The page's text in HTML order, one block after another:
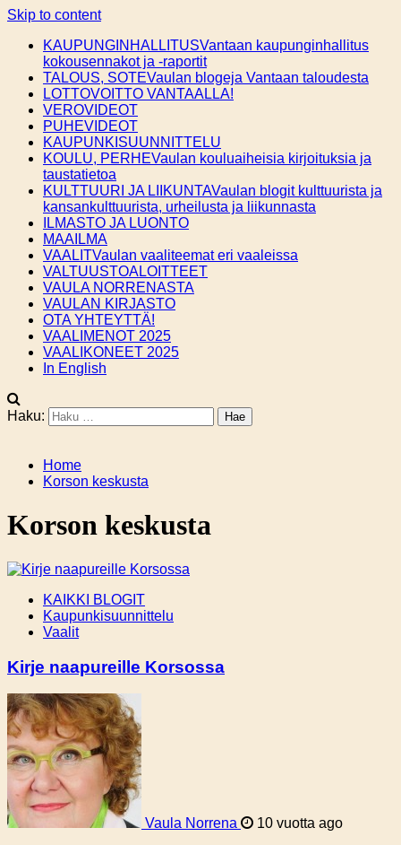
Skip to content
KAUPUNGINHALLITUSVantaan kaupunginhallitus
kokousennakot ja -raportit
TALOUS, SOTEVaulan blogeja Vantaan taloudesta
LOTTOVOITTO VANTAALLA!
VEROVIDEOT
PUHEVIDEOT
KAUPUNKISUUNNITTELU
KOULU, PERHEVaulan kouluaiheisia kirjoituksia ja
taustatietoa
KULTTUURI JA LIIKUNTAVaulan blogit kulttuurista ja
kansankulttuurista, urheilusta ja liikunnasta
ILMASTO JA LUONTO
MAAILMA
VAALITVaulan vaaliteemat eri vaaleissa
VALTUUSTOALOITTEET
VAULA NORRENASTA
VAULAN KIRJASTO
OTA YHTEYTTÄ!
VAALIMENOT 2025
VAALIKONEET 2025
In English
Haku:
Home
Korson keskusta
Korson keskusta
KAIKKI BLOGIT
Kaupunkisuunnittelu
Vaalit
Kirje naapureille Korsossa
Vaula Norrena
10 vuotta ago